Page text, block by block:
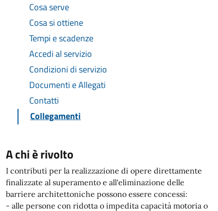
Cosa serve
Cosa si ottiene
Tempi e scadenze
Accedi al servizio
Condizioni di servizio
Documenti e Allegati
Contatti
Collegamenti
A chi è rivolto
I contributi per la realizzazione di opere direttamente
finalizzate al superamento e all'eliminazione delle
barriere architettoniche possono essere concessi:
- alle persone con ridotta o impedita capacità motoria o